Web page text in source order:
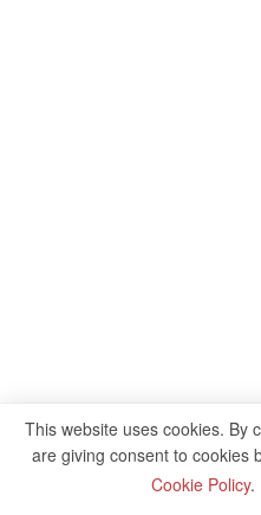
This website uses cookies. By
are giving consent to cookies
Cookie Policy.